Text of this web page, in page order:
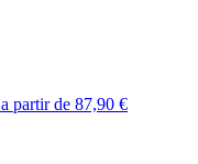
a partir de 87,90 €